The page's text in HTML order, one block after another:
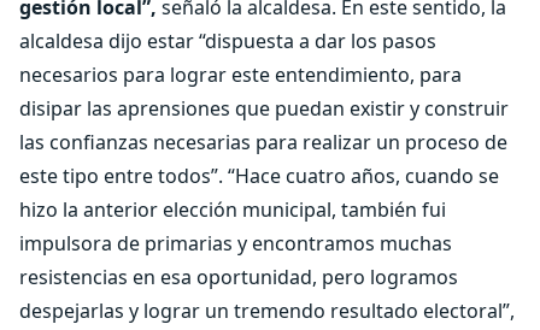
gestión local”, señaló la alcaldesa. En este sentido, la
alcaldesa dijo estar “dispuesta a dar los pasos
necesarios para lograr este entendimiento, para
disipar las aprensiones que puedan existir y construir
las confianzas necesarias para realizar un proceso de
este tipo entre todos”. “Hace cuatro años, cuando se
hizo la anterior elección municipal, también fui
impulsora de primarias y encontramos muchas
resistencias en esa oportunidad, pero logramos
despejarlas y lograr un tremendo resultado electoral”,